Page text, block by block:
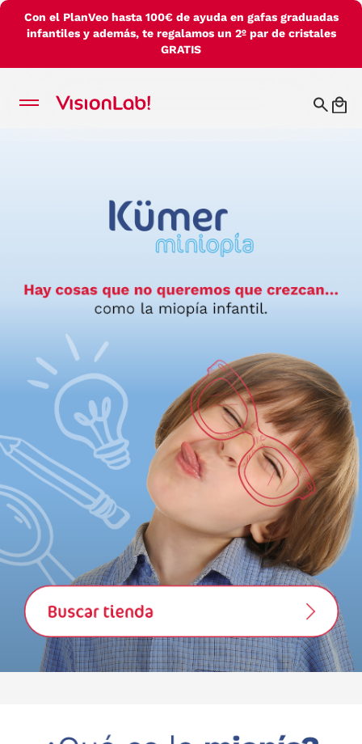
Con el PlanVeo hasta 100€ de ayuda en gafas graduadas
infantiles y además, te regalamos un 2º par de cristales
GRATIS